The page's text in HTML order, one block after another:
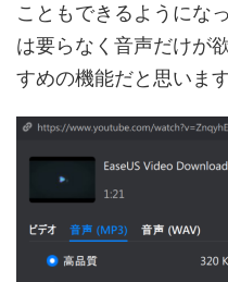
こともできるようにな
は要らなく音声だけが
すめの機能だと思います